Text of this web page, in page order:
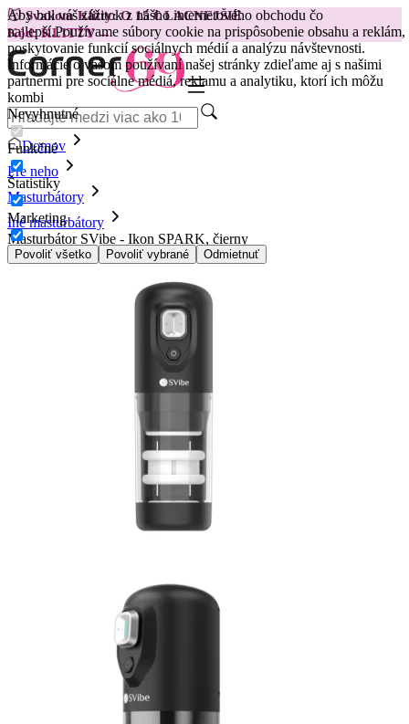
Aby bol váš zážitok z nášho internetového obchodu čo
najlepší.Používame súbory cookie na prispôsobenie obsahu a reklám,
poskytovanie funkcií sociálnych médií a analýzu návštevnosti.
Informácie o vašom používaní našej stránky zdieľame aj s našimi
partnermi pre sociálne médiá, reklamu a analytiku, ktorí ich môžu
kombi
Nevyhnutné
Funkčné
Štatistiky
Marketing
Povoliť všetko Povoliť vybrané Odmietnuť
😽Svakom Klitty: O 15 € LACNEJŠIE
Kód: KLITTY →
Domov
Pre neho
Masturbátory
Iné masturbátory
Masturbátor SVibe - Ikon SPARK, čierny